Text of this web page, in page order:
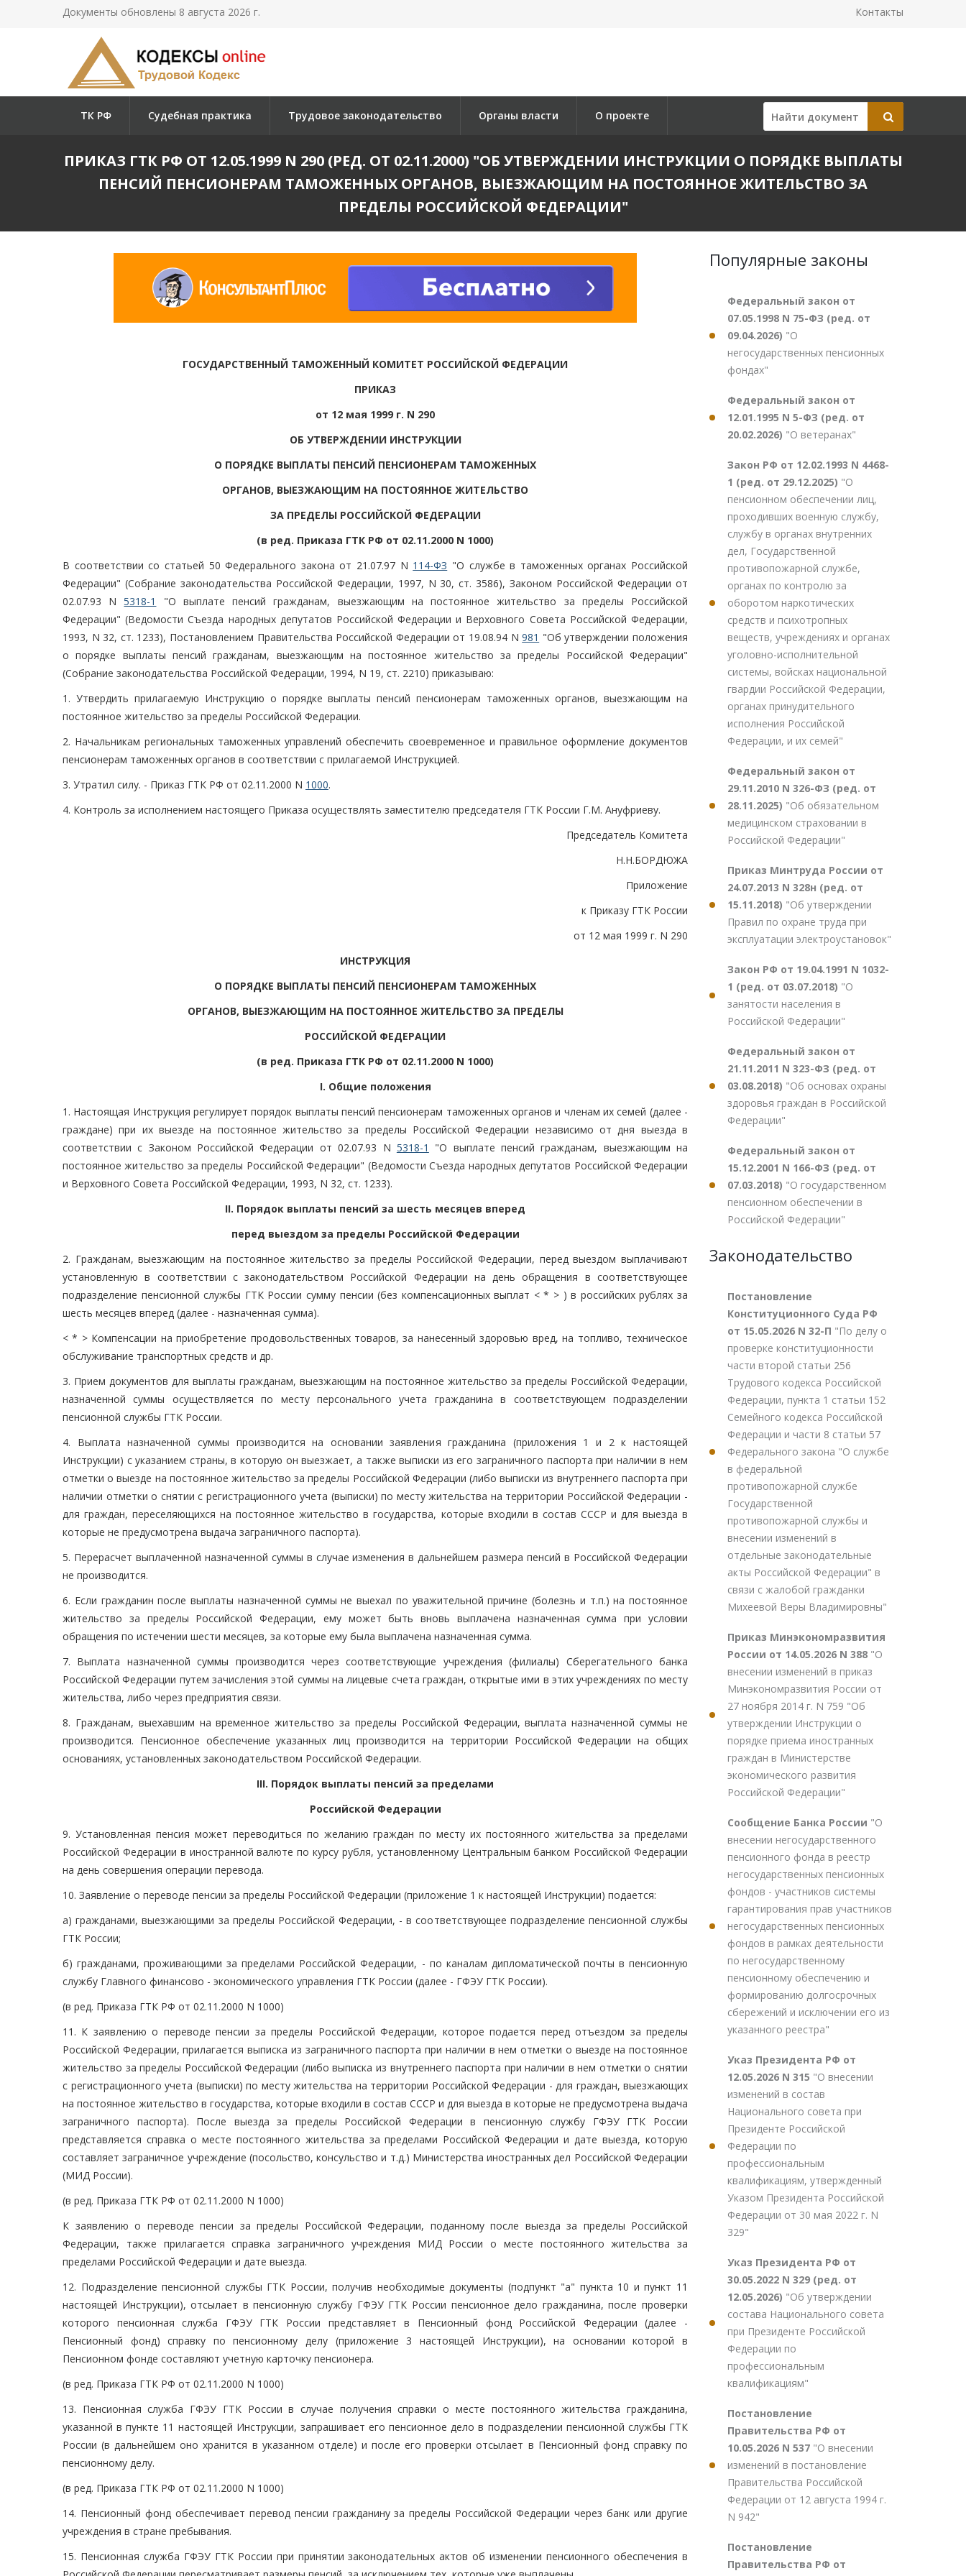
Документы обновлены 8 августа 2026 г. Контакты
ТК РФ Судебная практика Трудовое законодательство Органы власти О проекте
ПРИКАЗ ГТК РФ ОТ 12.05.1999 N 290 (РЕД. ОТ 02.11.2000) "ОБ УТВЕРЖДЕНИИ ИНСТРУКЦИИ О ПОРЯДКЕ ВЫПЛАТЫ
ПЕНСИЙ ПЕНСИОНЕРАМ ТАМОЖЕННЫХ ОРГАНОВ, ВЫЕЗЖАЮЩИМ НА ПОСТОЯННОЕ ЖИТЕЛЬСТВО ЗА
ПРЕДЕЛЫ РОССИЙСКОЙ ФЕДЕРАЦИИ"
ГОСУДАРСТВЕННЫЙ ТАМОЖЕННЫЙ КОМИТЕТ РОССИЙСКОЙ ФЕДЕРАЦИИ
ПРИКАЗ
от 12 мая 1999 г. N 290
ОБ УТВЕРЖДЕНИИ ИНСТРУКЦИИ
О ПОРЯДКЕ ВЫПЛАТЫ ПЕНСИЙ ПЕНСИОНЕРАМ ТАМОЖЕННЫХ
ОРГАНОВ, ВЫЕЗЖАЮЩИМ НА ПОСТОЯННОЕ ЖИТЕЛЬСТВО
ЗА ПРЕДЕЛЫ РОССИЙСКОЙ ФЕДЕРАЦИИ
(в ред. Приказа ГТК РФ от 02.11.2000 N 1000)
В соответствии со статьей 50 Федерального закона от 21.07.97 N 114-ФЗ "О службе в таможенных органах Российской
Федерации" (Собрание законодательства Российской Федерации, 1997, N 30, ст. 3586), Законом Российской Федерации от
02.07.93 N5318-1
"О выплате пенсий гражданам, выезжающим на постоянное жительство за пределы Российской
Федерации" (Ведомости Съезда народных депутатов Российской Федерации и Верховного Совета Российской Федерации,
1993, N 32, ст. 1233), Постановлением Правительства Российской Федерации от 19.08.94 N981 "Об утверждении положения
о порядке выплаты пенсий гражданам, выезжающим на постоянное жительство за пределы Российской Федерации"
(Собрание законодательства Российской Федерации, 1994, N 19, ст. 2210) приказываю:
1. Утвердить прилагаемую Инструкцию о порядке выплаты пенсий пенсионерам таможенных органов, выезжающим на
постоянное жительство за пределы Российской Федерации.
2. Начальникам региональных таможенных управлений обеспечить своевременное и правильное оформление документов
пенсионерам таможенных органов в соответствии с прилагаемой Инструкцией.
3. Утратил силу. - Приказ ГТК РФ от 02.11.2000 N 1000.
4. Контроль за исполнением настоящего Приказа осуществлять заместителю председателя ГТК России Г.М. Ануфриеву.
Председатель Комитета
Н.Н.БОРДЮЖА
Приложение
к Приказу ГТК России
от 12 мая 1999 г. N 290
ИНСТРУКЦИЯ
О ПОРЯДКЕ ВЫПЛАТЫ ПЕНСИЙ ПЕНСИОНЕРАМ ТАМОЖЕННЫХ
ОРГАНОВ, ВЫЕЗЖАЮЩИМ НА ПОСТОЯННОЕ ЖИТЕЛЬСТВО ЗА ПРЕДЕЛЫ
РОССИЙСКОЙ ФЕДЕРАЦИИ
(в ред. Приказа ГТК РФ от 02.11.2000 N 1000)
I. Общие положения
1. Настоящая Инструкция регулирует порядок выплаты пенсий пенсионерам таможенных органов и членам их семей (далее -
граждане) при их выезде на постоянное жительство за пределы Российской Федерации независимо от дня выезда в
соответствии с Законом Российской Федерации от 02.07.93 N 5318-1
"О выплате пенсий гражданам, выезжающим на
постоянное жительство за пределы Российской Федерации" (Ведомости Съезда народных депутатов Российской Федерации
и Верховного Совета Российской Федерации, 1993, N 32, ст. 1233).
II. Порядок выплаты пенсий за шесть месяцев вперед
перед выездом за пределы Российской Федерации
2. Гражданам, выезжающим на постоянное жительство за пределы Российской Федерации, перед выездом выплачивают
установленную в соответствии с законодательством Российской Федерации на день обращения в соответствующее
подразделение пенсионной службы ГТК России сумму пенсии (без компенсационных выплат < * > ) в российских рублях за
шесть месяцев вперед (далее - назначенная сумма).
< * > Компенсации на приобретение продовольственных товаров, за нанесенный здоровью вред, на топливо, техническое
обслуживание транспортных средств и др.
3. Прием документов для выплаты гражданам, выезжающим на постоянное жительство за пределы Российской Федерации,
назначенной суммы осуществляется по месту персонального учета гражданина в соответствующем подразделении
пенсионной службы ГТК России.
4. Выплата назначенной суммы производится на основании заявления гражданина (приложения 1 и 2 к настоящей
Инструкции) с указанием страны, в которую он выезжает, а также выписки из его заграничного паспорта при наличии в нем
отметки о выезде на постоянное жительство за пределы Российской Федерации (либо выписки из внутреннего паспорта при
наличии отметки о снятии с регистрационного учета (выписки) по месту жительства на территории Российской Федерации -
для граждан, переселяющихся на постоянное жительство в государства, которые входили в состав СССР и для выезда в
которые не предусмотрена выдача заграничного паспорта).
5. Перерасчет выплаченной назначенной суммы в случае изменения в дальнейшем размера пенсий в Российской Федерации
не производится.
6. Если гражданин после выплаты назначенной суммы не выехал по уважительной причине (болезнь и т.п.) на постоянное
жительство за пределы Российской Федерации, ему может быть вновь выплачена назначенная сумма при условии
обращения по истечении шести месяцев, за которые ему была выплачена назначенная сумма.
7. Выплата назначенной суммы производится через соответствующие учреждения (филиалы) Сберегательного банка
Российской Федерации путем зачисления этой суммы на лицевые счета граждан, открытые ими в этих учреждениях по месту
жительства, либо через предприятия связи.
8. Гражданам, выехавшим на временное жительство за пределы Российской Федерации, выплата назначенной суммы не
производится. Пенсионное обеспечение указанных лиц производится на территории Российской Федерации на общих
основаниях, установленных законодательством Российской Федерации.
III. Порядок выплаты пенсий за пределами
Российской Федерации
9. Установленная пенсия может переводиться по желанию граждан по месту их постоянного жительства за пределами
Российской Федерации в иностранной валюте по курсу рубля, установленному Центральным банком Российской Федерации
на день совершения операции перевода.
10. Заявление о переводе пенсии за пределы Российской Федерации (приложение 1 к настоящей Инструкции) подается:
а) гражданами, выезжающими за пределы Российской Федерации, - в соответствующее подразделение пенсионной службы
ГТК России;
б) гражданами, проживающими за пределами Российской Федерации, - по каналам дипломатической почты в пенсионную
службу Главного финансово - экономического управления ГТК России (далее - ГФЭУ ГТК России).
(в ред. Приказа ГТК РФ от 02.11.2000 N 1000)
11. К заявлению о переводе пенсии за пределы Российской Федерации, которое подается перед отъездом за пределы
Российской Федерации, прилагается выписка из заграничного паспорта при наличии в нем отметки о выезде на постоянное
жительство за пределы Российской Федерации (либо выписка из внутреннего паспорта при наличии в нем отметки о снятии
с регистрационного учета (выписки) по месту жительства на территории Российской Федерации - для граждан, выезжающих
на постоянное жительство в государства, которые входили в состав СССР и для выезда в которые не предусмотрена выдача
заграничного паспорта). После выезда за пределы Российской Федерации в пенсионную службу ГФЭУ ГТК России
представляется справка о месте постоянного жительства за пределами Российской Федерации и дате выезда, которую
составляет заграничное учреждение (посольство, консульство и т.д.) Министерства иностранных дел Российской Федерации
(МИД России).
(в ред. Приказа ГТК РФ от 02.11.2000 N 1000)
К заявлению о переводе пенсии за пределы Российской Федерации, поданному после выезда за пределы Российской
Федерации, также прилагается справка заграничного учреждения МИД России о месте постоянного жительства за
пределами Российской Федерации и дате выезда.
12. Подразделение пенсионной службы ГТК России, получив необходимые документы (подпункт "а" пункта 10 и пункт 11
настоящей Инструкции), отсылает в пенсионную службу ГФЭУ ГТК России пенсионное дело гражданина, после проверки
которого пенсионная служба ГФЭУ ГТК России представляет в Пенсионный фонд Российской Федерации (далее -
Пенсионный фонд) справку по пенсионному делу (приложение 3 настоящей Инструкции), на основании которой в
Пенсионном фонде составляют учетную карточку пенсионера.
(в ред. Приказа ГТК РФ от 02.11.2000 N 1000)
13. Пенсионная служба ГФЭУ ГТК России в случае получения справки о месте постоянного жительства гражданина,
указанной в пункте 11 настоящей Инструкции, запрашивает его пенсионное дело в подразделении пенсионной службы ГТК
России (в дальнейшем оно хранится в указанном отделе) и после его проверки отсылает в Пенсионный фонд справку по
пенсионному делу.
(в ред. Приказа ГТК РФ от 02.11.2000 N 1000)
14. Пенсионный фонд обеспечивает перевод пенсии гражданину за пределы Российской Федерации через банк или другие
учреждения в стране пребывания.
15. Пенсионная служба ГФЭУ ГТК России при принятии законодательных актов об изменении пенсионного обеспечения в
Популярные законы
Федеральный закон от
07.05.1998 N 75-ФЗ (ред. от
09.04.2026) "О
негосударственных пенсионных
фондах"
Федеральный закон от
12.01.1995 N 5-ФЗ (ред. от
20.02.2026) "О ветеранах"
Закон РФ от 12.02.1993 N 4468-
1 (ред. от 29.12.2025) "О
пенсионном обеспечении лиц,
проходивших военную службу,
службу в органах внутренних
дел, Государственной
противопожарной службе,
органах по контролю за
оборотом наркотических
средств и психотропных
веществ, учреждениях и органах
уголовно-исполнительной
системы, войсках национальной
гвардии Российской Федерации,
органах принудительного
исполнения Российской
Федерации, и их семей"
Федеральный закон от
29.11.2010 N 326-ФЗ (ред. от
28.11.2025) "Об обязательном
медицинском страховании в
Российской Федерации"
Приказ Минтруда России от
24.07.2013 N 328н (ред. от
15.11.2018) "Об утверждении
Правил по охране труда при
эксплуатации электроустановок"
Закон РФ от 19.04.1991 N 1032-
1 (ред. от 03.07.2018) "О
занятости населения в
Российской Федерации"
Федеральный закон от
21.11.2011 N 323-ФЗ (ред. от
03.08.2018) "Об основах охраны
здоровья граждан в Российской
Федерации"
Федеральный закон от
15.12.2001 N 166-ФЗ (ред. от
07.03.2018) "О государственном
пенсионном обеспечении в
Российской Федерации"
Законодательство
Постановление
Конституционного Суда РФ
от 15.05.2026 N 32-П "По делу о
проверке конституционности
части второй статьи 256
Трудового кодекса Российской
Федерации, пункта 1 статьи 152
Семейного кодекса Российской
Федерации и части 8 статьи 57
Федерального закона "О службе
в федеральной
противопожарной службе
Государственной
противопожарной службы и
внесении изменений в
отдельные законодательные
акты Российской Федерации" в
связи с жалобой гражданки
Михеевой Веры Владимировны"
Приказ Минэкономразвития
России от 14.05.2026 N 388 "О
внесении изменений в приказ
Минэкономразвития России от
27 ноября 2014 г. N 759 "Об
утверждении Инструкции о
порядке приема иностранных
граждан в Министерстве
экономического развития
Российской Федерации"
Сообщение Банка России "О
внесении негосударственного
пенсионного фонда в реестр
негосударственных пенсионных
фондов - участников системы
гарантирования прав участников
негосударственных пенсионных
фондов в рамках деятельности
по негосударственному
пенсионному обеспечению и
формированию долгосрочных
сбережений и исключении его из
указанного реестра"
Указ Президента РФ от
12.05.2026 N 315 "О внесении
изменений в состав
Национального совета при
Президенте Российской
Федерации по
профессиональным
квалификациям, утвержденный
Указом Президента Российской
Федерации от 30 мая 2022 г. N
329"
Указ Президента РФ от
30.05.2022 N 329 (ред. от
12.05.2026) "Об утверждении
состава Национального совета
при Президенте Российской
Федерации по
профессиональным
квалификациям"
Постановление
Правительства РФ от
10.05.2026 N 537 "О внесении
изменений в постановление
Правительства Российской
Федерации от 12 августа 1994 г.
N 942"
Постановление
Правительства РФ от